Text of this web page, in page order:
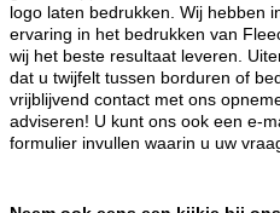
logo laten bedrukken. Wij hebben
ervaring in het bedrukken van
wij het beste resultaat leveren.
dat u twijfelt tussen borduren of
vrijblijvend contact met ons
adviseren! U kunt ons ook een e-
formulier invullen waarin u uw